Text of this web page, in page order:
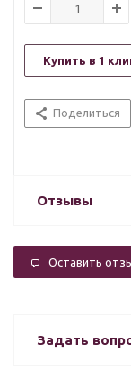
Купить в 1
Поделиться
Отзывы
Оставить
Задать